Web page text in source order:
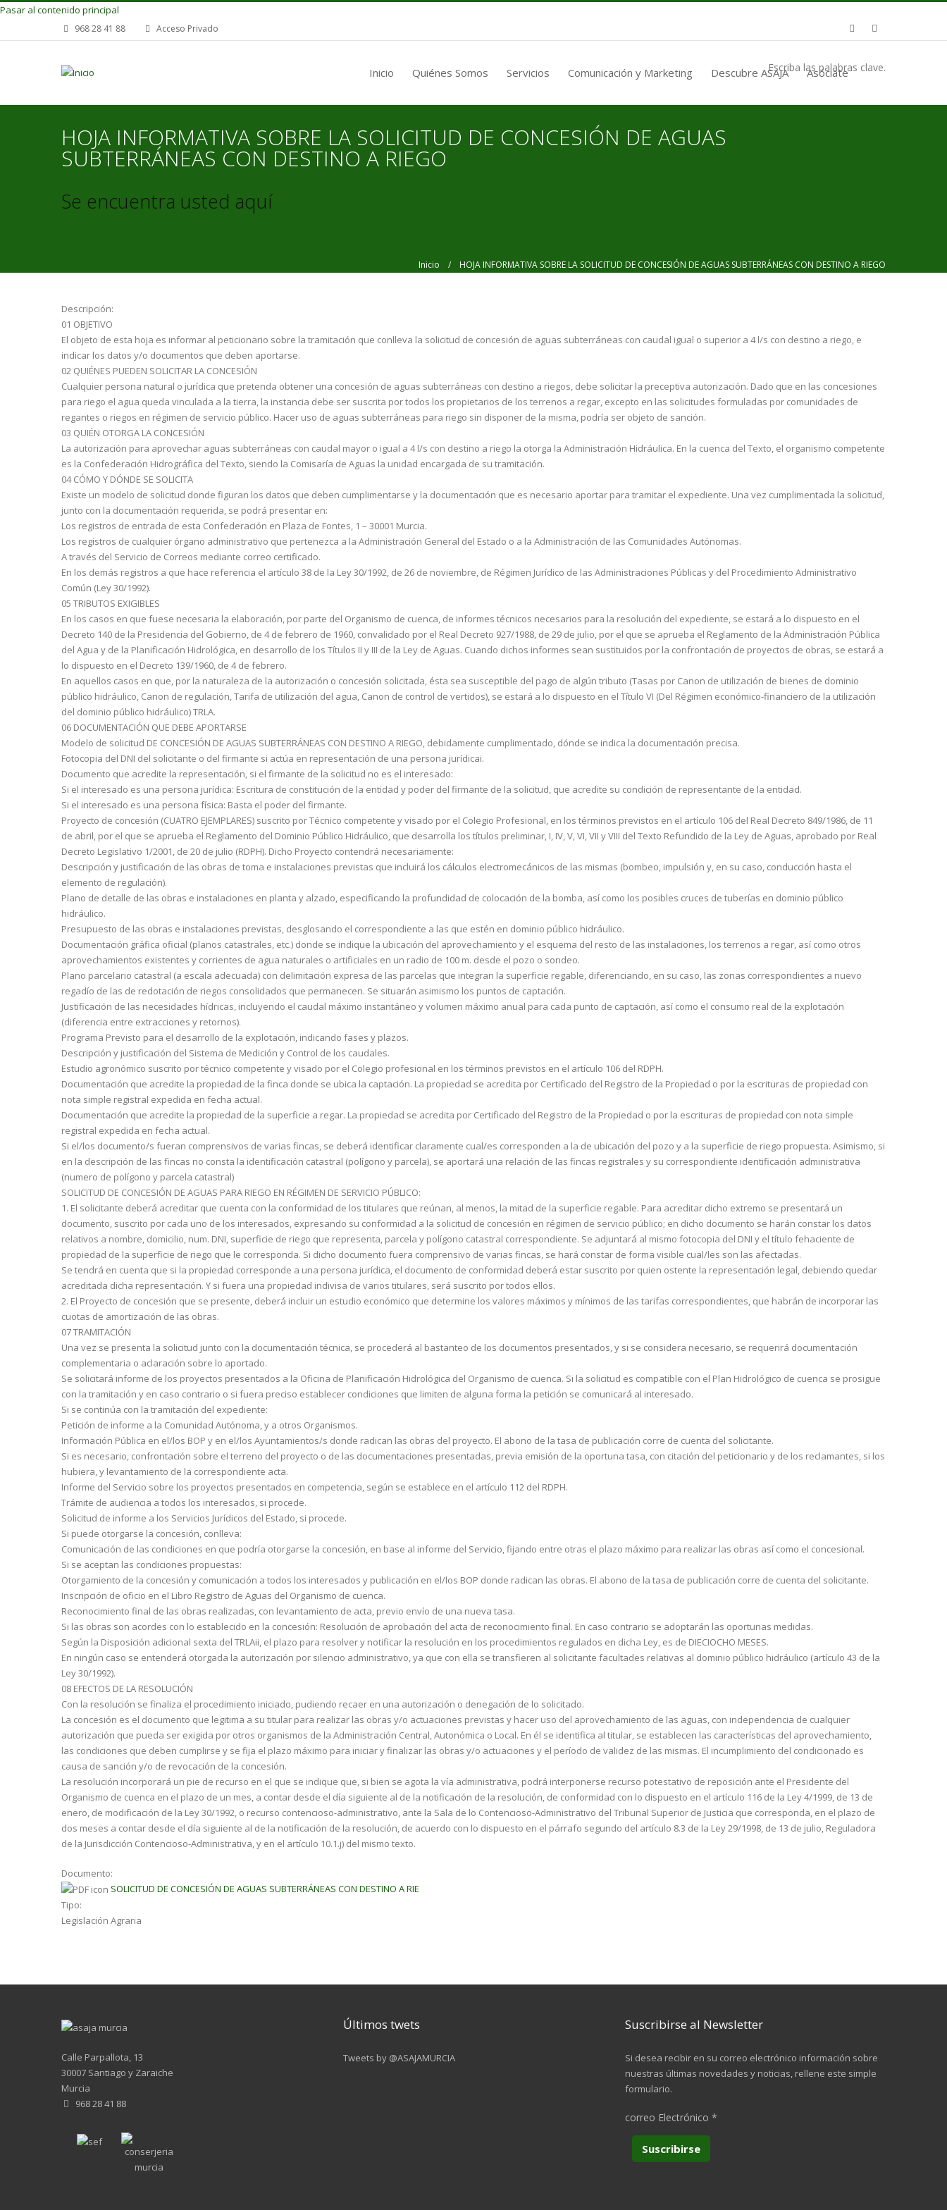
Pasar al contenido principal
968 28 41 88 Acceso Privado
Inicio Quiénes Somos Servicios Comunicación y Marketing Descubre ASAJA Asóciate
Escriba las palabras clave.
HOJA INFORMATIVA SOBRE LA SOLICITUD DE CONCESIÓN DE AGUAS
SUBTERRÁNEAS CON DESTINO A RIEGO
Se encuentra usted aquí
Inicio / HOJA INFORMATIVA SOBRE LA SOLICITUD DE CONCESIÓN DE AGUAS SUBTERRÁNEAS CON DESTINO A RIEGO
Descripción:
01 OBJETIVO
El objeto de esta hoja es informar al peticionario sobre la tramitación que conlleva la solicitud de concesión de aguas subterráneas con caudal igual o superior a 4 l/s con destino a riego, e
indicar los datos y/o documentos que deben aportarse.
02 QUIÉNES PUEDEN SOLICITAR LA CONCESIÓN
Cualquier persona natural o jurídica que pretenda obtener una concesión de aguas subterráneas con destino a riegos, debe solicitar la preceptiva autorización. Dado que en las concesiones
para riego el agua queda vinculada a la tierra, la instancia debe ser suscrita por todos los propietarios de los terrenos a regar, excepto en las solicitu­des formuladas por comunidades de
regantes o riegos en régimen de servicio público. Hacer uso de aguas sub­terráneas para riego sin disponer de la misma, podría ser objeto de sanción.
03 QUIÉN OTORGA LA CONCESIÓN
La autorización para aprovechar aguas subterráneas con caudal mayor o igual a 4 l/s con destino a riego la otorga la Administración Hidráulica. En la cuenca del Texto, el organismo competente
es la Confederación Hidro­gráfica del Texto, siendo la Comisaría de Aguas la unidad encargada de su tramitación.
04 CÓMO Y DÓNDE SE SOLICITA
Existe un modelo de solicitud donde figuran los datos que deben cumplimentarse y la documentación que es ne­cesario aportar para tramitar el expediente. Una vez cumplimentada la solicitud,
junto con la documentación re­querida, se podrá presentar en:
Los registros de entrada de esta Confederación en Plaza de Fontes, 1 – 30001 Murcia.
Los registros de cualquier órgano administrativo que pertenezca a la Administración General del Estado o a la Administración de las Comunidades Autónomas.
A través del Servicio de Correos mediante correo certificado.
En los demás registros a que hace referencia el artículo 38 de la Ley 30/1992, de 26 de noviembre, de Ré­gimen Jurídico de las Administraciones Públicas y del Procedimiento Administrativo
Común (Ley 30/1992).
05 TRIBUTOS EXIGIBLES
En los casos en que fuese necesaria la elaboración, por parte del Organismo de cuenca, de informes técnicos necesarios para la resolución del expediente, se estará a lo dispuesto en el
Decreto 140 de la Presidencia del Gobierno, de 4 de febrero de 1960, convalidado por el Real Decreto 927/1988, de 29 de julio, por el que se aprueba el Reglamento de la Administración Pública
del Agua y de la Planificación Hidrológica, en desarrollo de los Títulos II y III de la Ley de Aguas. Cuando dichos informes sean sustituidos por la confrontación de proyectos de obras, se estará a
lo dispuesto en el Decreto 139/1960, de 4 de febrero.
En aquellos casos en que, por la naturaleza de la autorización o concesión solicitada, ésta sea susceptible del pago de algún tributo (Tasas por Canon de utilización de bienes de dominio
público hidráulico, Canon de regulación, Tarifa de utilización del agua, Canon de control de vertidos), se estará a lo dispuesto en el Título VI (Del Régimen económico-financiero de la utilización
del dominio público hidráulico) TRLA.
06 DOCUMENTACIÓN QUE DEBE APORTARSE
Modelo de solicitud DE CONCESIÓN DE AGUAS SUBTERRÁNEAS CON DESTINO A RIEGO, debida­mente cumplimentado, dónde se indica la docu­mentación precisa.
Fotocopia del DNI del solicitante o del firmante si actúa en representación de una persona jurídicai.
Documento que acredite la representación, si el firmante de la solicitud no es el interesado:
Si el interesado es una persona jurídica: Escritura de constitución de la entidad y poder del firmante de la solicitud, que acredite su condición de representante de la entidad.
Si el interesado es una persona física: Basta el poder del firmante.
Proyecto de concesión (CUATRO EJEMPLARES) suscrito por Técnico competente y visado por el Cole­gio Profesional, en los términos previstos en el artículo 106 del Real Decreto 849/1986, de 11
de abril, por el que se aprueba el Reglamento del Dominio Público Hidráulico, que desarrolla los títulos preliminar, I, IV, V, VI, VII y VIII del Texto Refundido de la Ley de Aguas, aprobado por Real
Decreto Legislativo 1/2001, de 20 de julio (RDPH). Dicho Proyecto contendrá necesariamente:
Descripción y justificación de las obras de toma e instalaciones previstas que incluirá los cálculos elec­tromecánicos de las mismas (bombeo, impulsión y, en su caso, conducción hasta el
elemento de re­gulación).
Plano de detalle de las obras e instalaciones en planta y alzado, especificando la profundidad de co­locación de la bomba, así como los posibles cruces de tuberías en dominio público
hidráulico.
Presupuesto de las obras e instalaciones previstas, desglosando el correspondiente a las que estén en dominio público hidráulico.
Documentación gráfica oficial (planos catastrales, etc.) donde se indique la ubicación del aprovecha­miento y el esquema del resto de las instalaciones, los terrenos a regar, así como otros
aprovecha­mientos existentes y corrientes de agua naturales o artificiales en un radio de 100 m. desde el pozo o sondeo.
Plano parcelario catastral (a escala adecuada) con delimitación expresa de las parcelas que integran la superficie regable, diferenciando, en su caso, las zonas correspondientes a nuevo
regadío de las de redotación de riegos consolidados que permanecen. Se situarán asimismo los puntos de captación.
Justificación de las necesidades hídricas, incluyendo el caudal máximo instantáneo y volumen máximo anual para cada punto de captación, así como el consumo real de la explotación
(diferencia entre ex­tracciones y retornos).
Programa Previsto para el desarrollo de la explotación, indicando fases y plazos.
Descripción y justificación del Sistema de Medición y Control de los caudales.
Estudio agronómico suscrito por técnico competente y visado por el Colegio profesional en los términos pre­vistos en el artículo 106 del RDPH.
Documentación que acredite la propiedad de la finca donde se ubica la captación. La propiedad se acre­dita por Certificado del Registro de la Propiedad o por la escrituras de propiedad con
nota simple registral expedida en fecha actual.
Documentación que acredite la propiedad de la superficie a regar. La propiedad se acredita por Certifi­cado del Registro de la Propiedad o por la escrituras de propiedad con nota simple
registral expedida en fecha actual.
Si el/los documento/s fueran comprensivos de varias fincas, se deberá identificar claramente cual/es co­rresponden a la de ubicación del pozo y a la superficie de riego propuesta. Asimismo, si
en la descripción de las fincas no consta la identificación catastral (polígono y parcela), se aportará una relación de las fin­cas registrales y su correspondiente identificación administrativa
(numero de polígono y parcela catastral)
SOLICITUD DE CONCESIÓN DE AGUAS PARA RIEGO EN RÉGIMEN DE SERVICIO PÚBLICO:
1. El solicitante deberá acreditar que cuenta con la conformidad de los titulares que reúnan, al menos, la mitad de la superficie regable. Para acreditar dicho extremo se presentará un
documento, suscrito por cada uno de los interesados, expresando su conformidad a la solicitud de concesión en régimen de servicio público; en dicho documento se harán constar los datos
relativos a nombre, domicilio, num. DNI, superficie de riego que repre­senta, parcela y polígono catastral correspondiente. Se adjuntará al mismo fotocopia del DNI y el título feha­ciente de
propiedad de la superficie de riego que le corresponda. Si dicho documento fuera comprensivo de va­rias fincas, se hará constar de forma visible cual/les son las afectadas.
Se tendrá en cuenta que si la propiedad corresponde a una persona jurídica, el documento de conformidad de­berá estar suscrito por quien ostente la representación legal, debiendo quedar
acreditada dicha representación. Y si fuera una propiedad indivisa de varios titulares, será suscrito por todos ellos.
2. El Proyecto de concesión que se presente, deberá incluir un estudio económico que determine los valores máxi­mos y mínimos de las tarifas correspondientes, que habrán de incorporar las
cuotas de amortización de las obras.
07 TRAMITACIÓN
Una vez se presenta la solicitud junto con la documentación técnica, se procederá al bastanteo de los documen­tos presentados, y si se considera necesario, se requerirá documentación
complementaria o aclaración sobre lo aportado.
Se solicitará informe de los proyectos presentados a la Oficina de Planificación Hidrológica del Organismo de cuenca. Si la solicitud es compatible con el Plan Hidrológico de cuenca se prosigue
con la tramitación y en caso contrario o si fuera preciso establecer condiciones que limiten de alguna forma la petición se comunicará al inte­resado.
Si se continúa con la tramitación del expediente:
Petición de informe a la Comunidad Autónoma, y a otros Organismos.
Información Pública en el/los BOP y en el/los Ayuntamientos/s donde radican las obras del proyecto. El abono de la tasa de publicación corre de cuenta del solicitante.
Si es necesario, confrontación sobre el terreno del proyecto o de las documentaciones presentadas, previa emi­sión de la oportuna tasa, con citación del peticionario y de los reclamantes, si los
hubiera, y levantamiento de la correspondiente acta.
Informe del Servicio sobre los proyectos presentados en competencia, según se establece en el artículo 112 del RDPH.
Trámite de audiencia a todos los interesados, si procede.
Solicitud de informe a los Servicios Jurídicos del Estado, si procede.
Si puede otorgarse la concesión, conlleva:
Comunicación de las condiciones en que podría otorgarse la concesión, en base al informe del Servicio, fijando entre otras el plazo máximo para realizar las obras así como el concesional.
Si se aceptan las condiciones propuestas:
Otorgamiento de la concesión y comunicación a todos los interesados y publicación en el/los BOP donde radican las obras. El abono de la tasa de publicación corre de cuenta del solicitante.
Inscripción de oficio en el Libro Registro de Aguas del Organismo de cuenca.
Reconocimiento final de las obras realizadas, con levantamiento de acta, previo envío de una nueva tasa.
Si las obras son acordes con lo establecido en la concesión: Resolución de aprobación del acta de reconoci­miento final. En caso contrario se adoptarán las oportunas medidas.
Según la Disposición adicional sexta del TRLAii, el plazo para resolver y notificar la resolución en los proce­dimientos regulados en dicha Ley, es de DIECIOCHO MESES.
En ningún caso se entenderá otorgada la autorización por silencio administrativo, ya que con ella se trans­fieren al solicitante facultades relativas al dominio público hidráulico (artículo 43 de la
Ley 30/1992).
08 EFECTOS DE LA RESOLUCIÓN
Con la resolución se finaliza el procedimiento iniciado, pudiendo recaer en una autorización o denegación de lo solicitado.
La concesión es el documento que legitima a su titular para realizar las obras y/o actuaciones previstas y hacer uso del aprovechamiento de las aguas, con indepen­dencia de cualquier
autorización que pueda ser exigida por otros organismos de la Administración Central, Auto­nómica o Local. En él se identifica al titular, se establecen las características del aprovechamiento,
las condiciones que deben cumplirse y se fija el plazo máximo para iniciar y finalizar las obras y/o actuaciones y el período de validez de las mismas. El in­cumplimiento del condicionado es
causa de sanción y/o de revocación de la concesión.
La resolución incorporará un pie de recurso en el que se indique que, si bien se agota la vía administrativa, podrá interponerse recurso potestativo de reposición ante el Presidente del
Organismo de cuenca en el plazo de un mes, a contar desde el día siguiente al de la notificación de la resolución, de conformidad con lo dispuesto en el artículo 116 de la Ley 4/1999, de 13 de
enero, de modificación de la Ley 30/1992, o recurso con­tencioso-admi­nistrativo, ante la Sala de lo Contencioso-Administrativo del Tribunal Superior de Justicia que co­rresponda, en el plazo de
dos meses a contar desde el día siguiente al de la notificación de la resolución, de acuerdo con lo dis­puesto en el párrafo segundo del artículo 8.3 de la Ley 29/1998, de 13 de julio, Reguladora
de la Jurisdicción Contencioso-Administrativa, y en el artículo 10.1.j) del mismo texto.
Documento:
SOLICITUD DE CONCESIÓN DE AGUAS SUBTERRÁNEAS CON DESTINO A RIE
Tipo:
Legislación Agraria
Calle Parpallota, 13
30007 Santiago y Zaraiche
Murcia
968 28 41 88
Últimos twets
Tweets by @ASAJAMURCIA
Suscribirse al Newsletter
Si desea recibir en su correo electrónico información sobre
nuestras últimas novedades y noticias, rellene este simple
formulario.
correo Electrónico *